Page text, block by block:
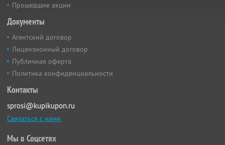
Прошедшие акции
Документы
Агентский договор
Лицензионный договор
Публичная оферта
Политика конфиденциальности
Контакты
sprosi@kupikupon.ru
Связаться с нами
Мы в Соцсетях